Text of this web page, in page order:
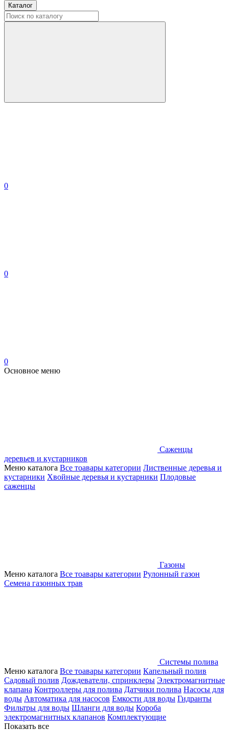
Каталог
0
0
0
Основное меню
Саженцы
деревьев и кустарников
Меню каталога Все тоавары категории Лиственные деревья и
кустарники Хвойные деревья и кустарники Плодовые
саженцы
Газоны
Меню каталога Все тоавары категории Рулонный газон
Семена газонных трав
Системы полива
Меню каталога Все тоавары категории Капельный полив
Садовый полив Дождеватели, спринклеры Электромагнитные
клапана Контроллеры для полива Датчики полива Насосы для
воды Автоматика для насосов Емкости для воды Гидранты
Фильтры для воды Шланги для воды Короба
электромагнитных клапанов Комплектующие
Показать все